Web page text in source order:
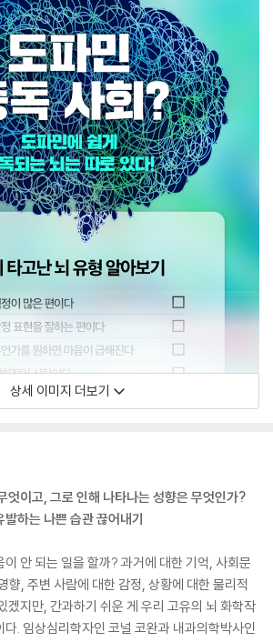
상세 이미지 더보기
엇이고, 그로 인해 나타나는 성향은 무엇인가?
하는 나쁜 습관 끊어내기
안 되는 일을 할까? 과거에 대한 기억, 사회문
향, 주변 사람에 대한 감정, 상황에 대한 물리적
겠지만, 간과하기 쉬운 게 우리 고유의 뇌 화학작
. 임상심리학자인 코널 코완과 내과의학박사인